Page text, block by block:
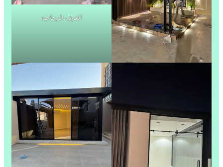
الغرف الزجاجية